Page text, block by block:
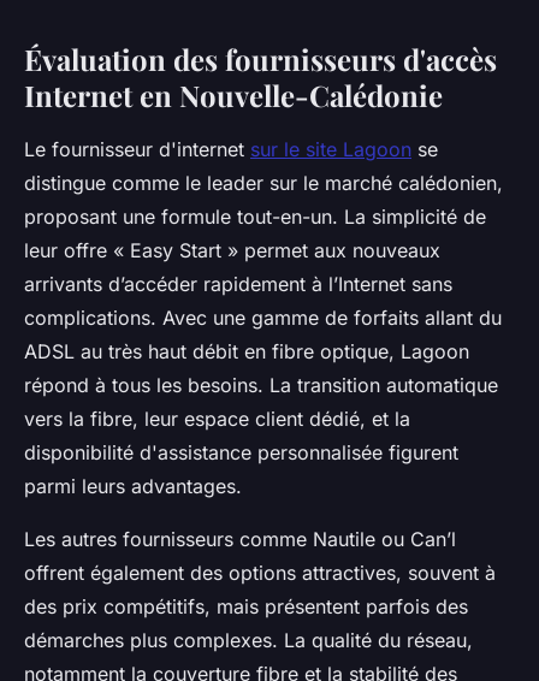
Évaluation des fournisseurs d'accès
Internet en Nouvelle-Calédonie
Le fournisseur d'internet sur le site Lagoon se
distingue comme le leader sur le marché calédonien,
proposant une formule tout-en-un. La simplicité de
leur offre « Easy Start » permet aux nouveaux
arrivants d’accéder rapidement à l’Internet sans
complications. Avec une gamme de forfaits allant du
ADSL au très haut débit en fibre optique, Lagoon
répond à tous les besoins. La transition automatique
vers la fibre, leur espace client dédié, et la
disponibilité d'assistance personnalisée figurent
parmi leurs advantages.
Les autres fournisseurs comme Nautile ou Can’l
offrent également des options attractives, souvent à
des prix compétitifs, mais présentent parfois des
démarches plus complexes. La qualité du réseau,
notamment la couverture fibre et la stabilité des